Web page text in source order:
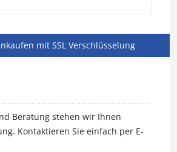
mit SSL Verschlüsselung
Beratung stehen wir Ihnen
Kontaktieren Sie einfach per E-